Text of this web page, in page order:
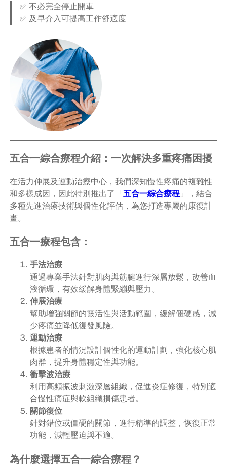
✅ 不必完全停止開車
✅ 及早介入可提高工作舒適度
五合一綜合療程介紹：一次解決多重疼痛困擾
在活力伸展及運動治療中心，我們深知慢性疼痛的複雜性
和多樣成因，因此特別推出了「五合一綜合療程」，結合
多種先進治療技術與個性化評估，為您打造專屬的康復計
畫。
五合一療程包含：
手法治療
通過專業手法針對肌肉與筋腱進行深層放鬆，改善血
液循環，有效緩解身體緊繃與壓力。
伸展治療
幫助增強關節的靈活性與活動範圍，緩解僵硬感，減
少疼痛並降低復發風險。
運動治療
根據患者的情況設計個性化的運動計劃，強化核心肌
肉群，提升身體穩定性與功能。
衝擊波治療
利用高頻振波刺激深層組織，促進炎症修復，特別適
合慢性痛症與軟組織損傷患者。
關節復位
針對錯位或僵硬的關節，進行精準的調整，恢復正常
功能，減輕壓迫與不適。
為什麼選擇五合一綜合療程？